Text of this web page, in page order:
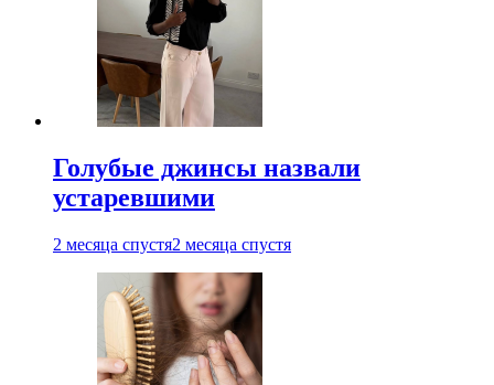
Голубые джинсы назвали
устаревшими
2 месяца спустя2 месяца спустя